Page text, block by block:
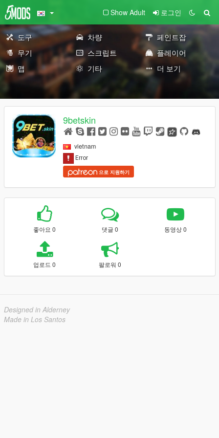
Show Adult 로그인
도구 차량
페인트잡
무기
스크립트
플레이어
맵
기타 더 보기
9betskin
vietnam
으로 지원하기
좋아요 0 댓글 0 동영상 0
업로드 0 팔로워 0
Designed in Alderney
Made in Los Santos